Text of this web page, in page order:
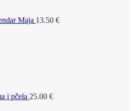
Maja 13.50 €
i pčela 25.00 €